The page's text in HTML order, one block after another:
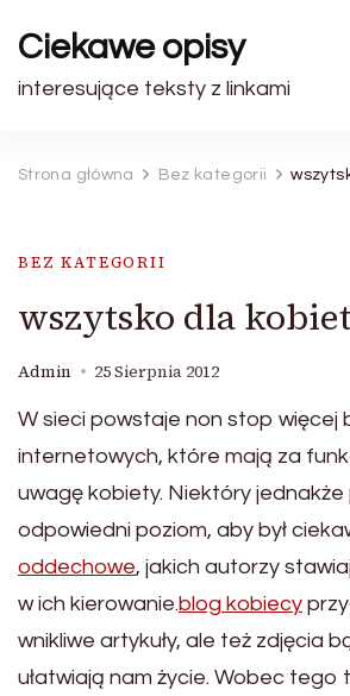
Ciekawe opisy
interesujące teksty z linkami
Strona główna Bez kategorii
BEZ KATEGORII
wszytsko dla
Admin 25 Sierpnia 2012
W sieci powstaje non stop więcej
internetowych, które mają za
uwagę kobiety. Niektóry
odpowiedni poziom, aby był
oddechowe, jakich autorzy
w ich kierowanie.blog kobiecy
wnikliwe artykuły, ale też zdjęcia
ułatwiają nam życie. Wobec tego